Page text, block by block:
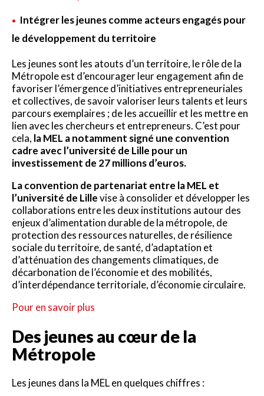
Intégrer les jeunes comme acteurs engagés pour
le développement du territoire
Les jeunes sont les atouts d’un territoire, le rôle de la
Métropole est d’encourager leur engagement afin de
favoriser l’émergence d’initiatives entrepreneuriales
et collectives, de savoir valoriser leurs talents et leurs
parcours exemplaires ; de les accueillir et les mettre en
lien avec les chercheurs et entrepreneurs. C’est pour
cela, la MEL a notamment signé une convention
cadre avec l’université de Lille pour un
investissement de 27 millions d’euros.
La convention de partenariat entre la MEL et
l’université de Lillevise à consolider et développer les
collaborations entre les deux institutions autour des
enjeux d’alimentation durable de la métropole, de
protection des ressources naturelles, de résilience
sociale du territoire, de santé, d’adaptation et
d’atténuation des changements climatiques, de
décarbonation de l’économie et des mobilités,
d’interdépendance territoriale, d’économie circulaire.
Pour en savoir plus
Des jeunes au cœur de la
Métropole
Les jeunes dans la MEL en quelques chiffres :